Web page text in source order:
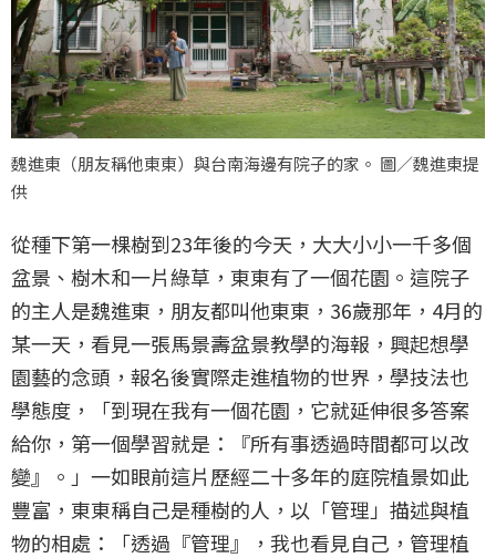
魏進東（朋友稱他東東）與台南海邊有院子的家。 圖／魏進東提
供
從種下第一棵樹到23年後的今天，大大小小一千多個
盆景、樹木和一片綠草，東東有了一個花園。這院子
的主人是魏進東，朋友都叫他東東，36歲那年，4月的
某一天，看見一張馬景壽盆景教學的海報，興起想學
園藝的念頭，報名後實際走進植物的世界，學技法也
學態度，「到現在我有一個花園，它就延伸很多答案
給你，第一個學習就是：『所有事透過時間都可以改
變』。」一如眼前這片歷經二十多年的庭院植景如此
豐富，東東稱自己是種樹的人，以「管理」描述與植
物的相處：「透過『管理』，我也看見自己，管理植